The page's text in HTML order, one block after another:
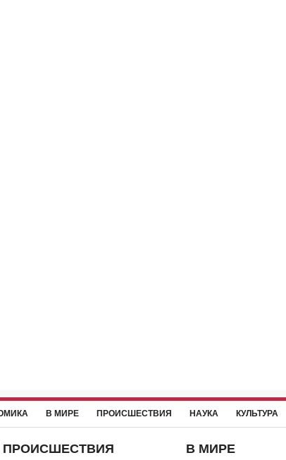
В МИРЕ ПРОИСШЕСТВИЯ НАУКА КУЛЬТУРА
ПРОИСШЕСТВИЯ В МИРЕ